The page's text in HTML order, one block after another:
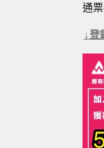
通
↓登